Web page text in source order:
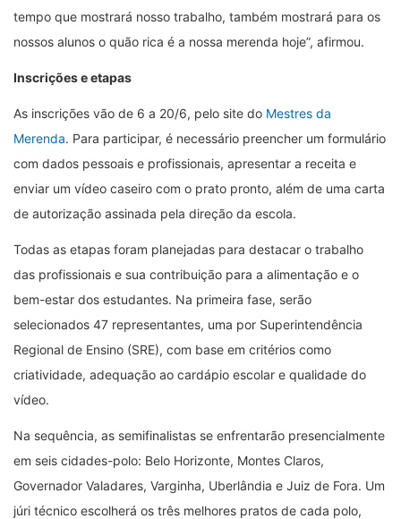
tempo que mostrará nosso trabalho, também mostrará para os
nossos alunos o quão rica é a nossa merenda hoje”, afirmou.
Inscrições e etapas
As inscrições vão de 6 a 20/6, pelo site do Mestres da
Merenda. Para participar, é necessário preencher um formulário
com dados pessoais e profissionais, apresentar a receita e
enviar um vídeo caseiro com o prato pronto, além de uma carta
de autorização assinada pela direção da escola.
Todas as etapas foram planejadas para destacar o trabalho
das profissionais e sua contribuição para a alimentação e o
bem-estar dos estudantes. Na primeira fase, serão
selecionados 47 representantes, uma por Superintendência
Regional de Ensino (SRE), com base em critérios como
criatividade, adequação ao cardápio escolar e qualidade do
vídeo.
Na sequência, as semifinalistas se enfrentarão presencialmente
em seis cidades-polo: Belo Horizonte, Montes Claros,
Governador Valadares, Varginha, Uberlândia e Juiz de Fora. Um
júri técnico escolherá os três melhores pratos de cada polo,